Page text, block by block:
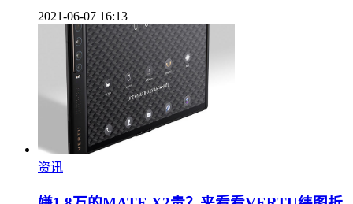
2021-06-07 16:13
资讯